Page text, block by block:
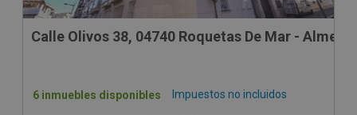
Calle Olivos 38, 04740 Roquetas De Mar - Almería
Impuestos no incluidos
6 inmuebles disponibles